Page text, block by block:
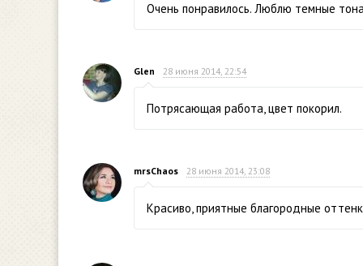
Очень понравилось. Люблю темные
Glen 28 июня 2014, 22:54
Потрясающая работа, цвет покорил.
mrsChaos 28 июня 2014, 23:08
Красиво, приятные благородные